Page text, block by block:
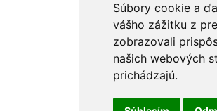
Súbory cookie a
vášho zážitku z
zobrazovali
našich webových
prichádzajú.